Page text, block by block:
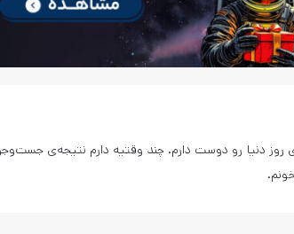
روز دنیا رو دوست دارم. چند وقتیه دارم نتیجه‌ی